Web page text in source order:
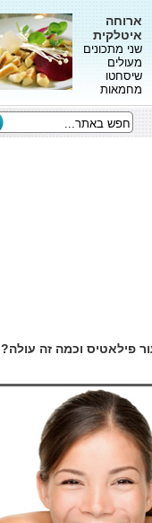
ארוחה
איטלקית
שני מתכונים
מעולים
שיסחטו
מחמאות
פילאטיס וכמה זה עולה?